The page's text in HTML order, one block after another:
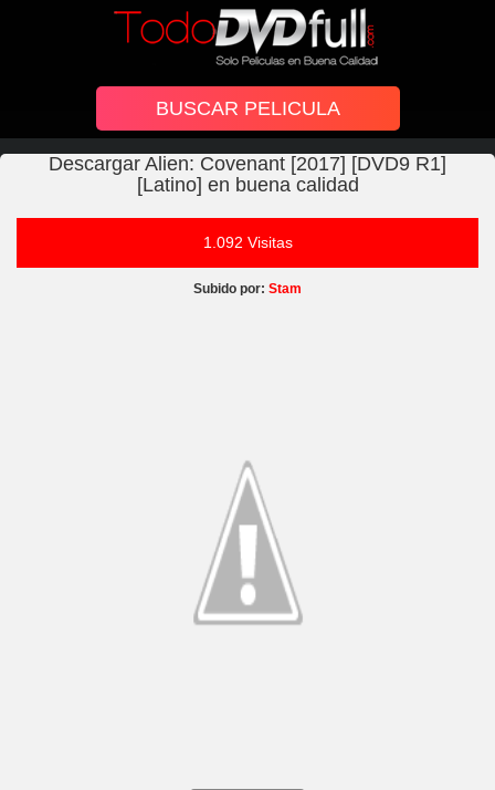
Descargar Alien: Covenant [2017] [DVD9 R1]
[Latino] en buena calidad
1.092 Visitas
Subido por: Stam